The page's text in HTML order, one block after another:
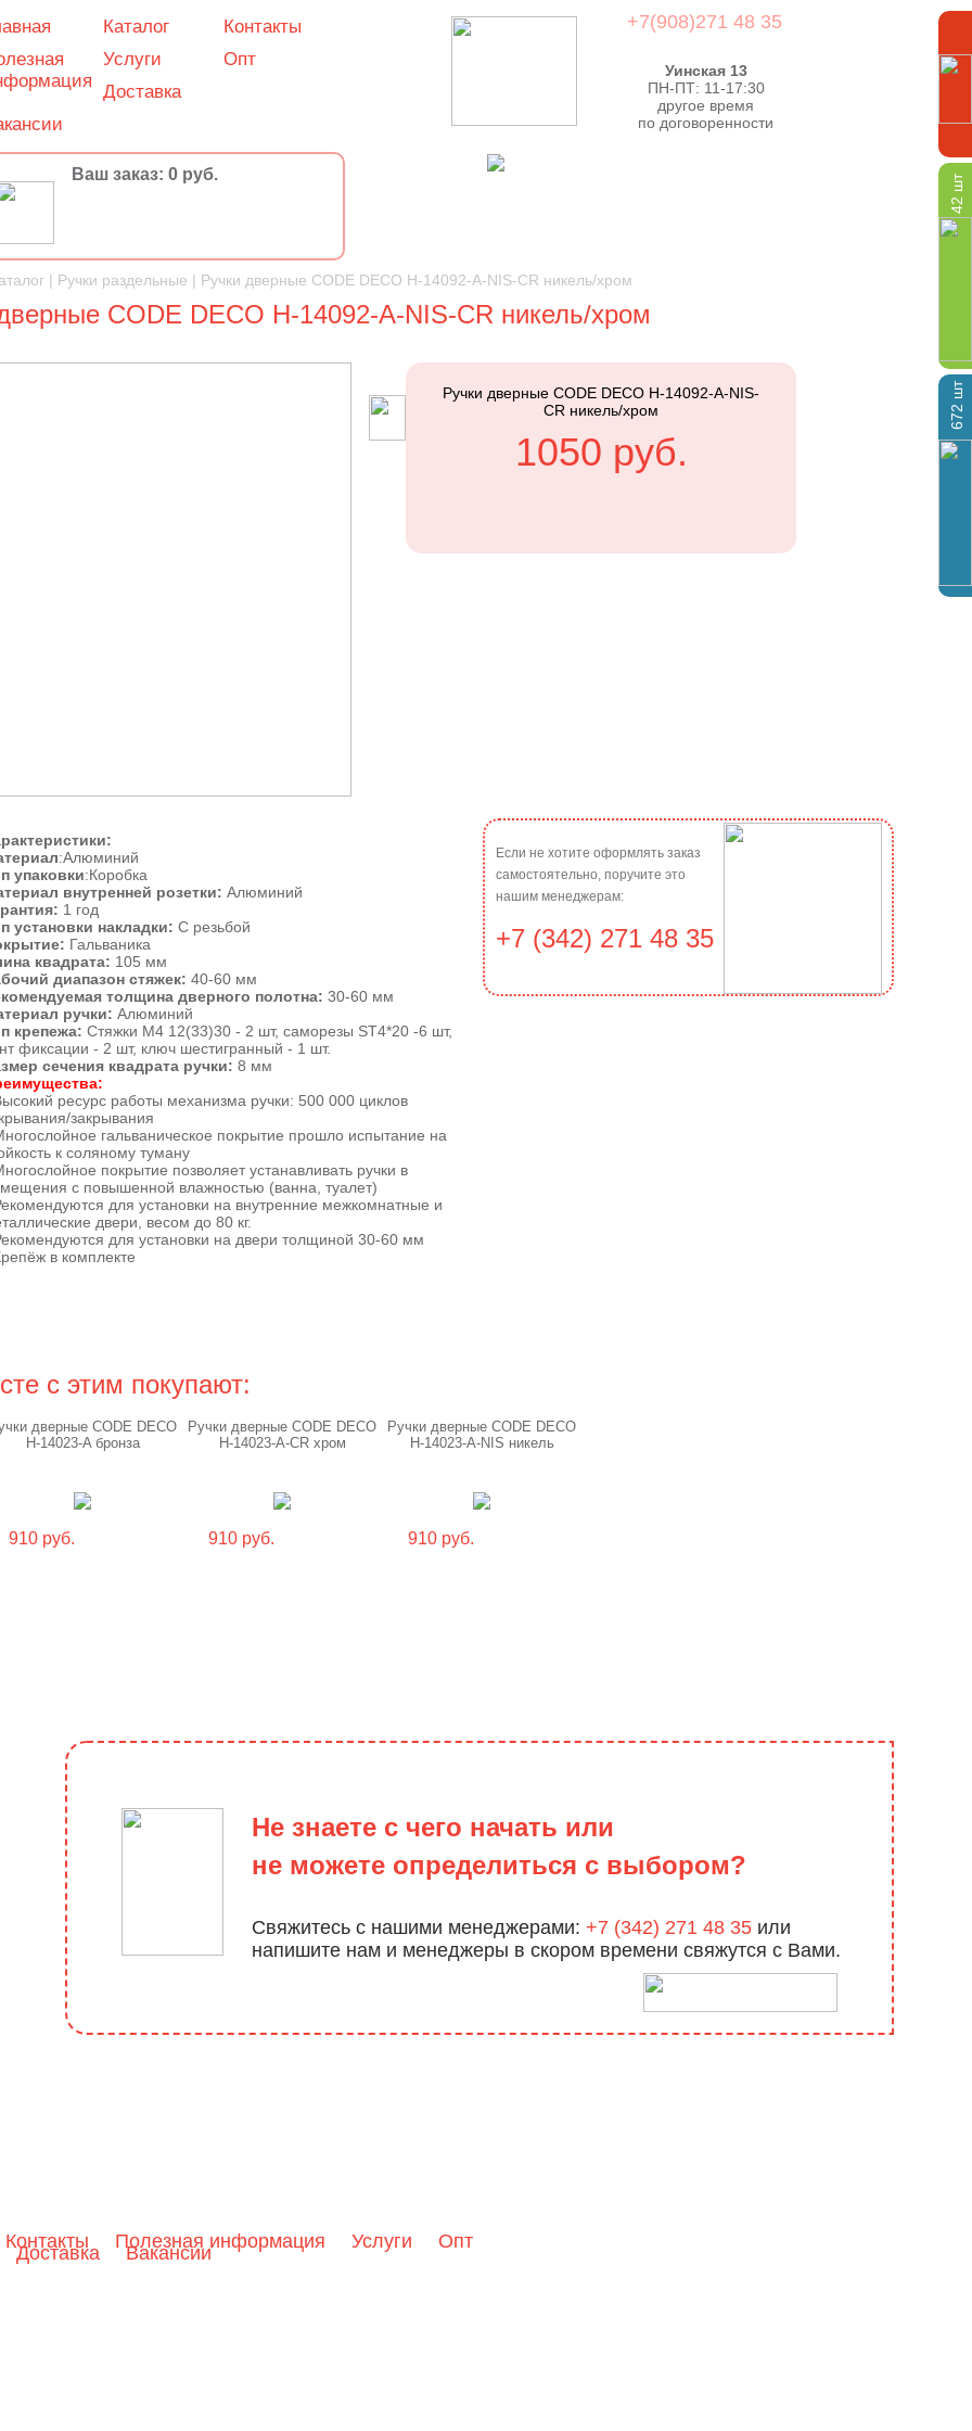
42 шт
672 шт
Каталог
Контакты
Услуги
Опт
Доставка
Ваш заказ: 0 руб.
+7(908)271 48 35
Уинская 13
ПН-ПТ: 11-17:30
другое время
по договоренности
| Ручки раздельные | Ручки дверные CODE DECO H-14092-A-NIS-CR никель/хром
CODE DECO H-14092-A-NIS-CR никель/хром
Ручки дверные CODE DECO H-14092-A-NIS-
CR никель/хром
1050 руб.
Если не хотите оформлять заказ
самостоятельно, поручите это
нашим менеджерам:
+7 (342) 271 48 35
:Алюминий
упаковки:Коробка
внутренней розетки: Алюминий
1 год
установки накладки: С резьбой
Гальваника
квадрата: 105 мм
диапазон стяжек: 40-60 мм
толщина дверного полотна: 30-60 мм
ручки: Алюминий
крепежа: Стяжки M4 12(33)30 - 2 шт, саморезы SТ4*20 -6 шт,
фиксации - 2 шт, ключ шестигранный - 1 шт.
сечения квадрата ручки: 8 мм
ресурс работы механизма ручки: 500 000 циклов
закрывания
гальваническое покрытие прошло испытание на
к соляному туману
покрытие позволяет устанавливать ручки в
с повышенной влажностью (ванна, туалет)
для установки на внутренние межкомнатные и
двери, весом до 80 кг.
для установки на двери толщиной 30-60 мм
в комплекте
с этим покупают:
дверные CODE DECO
H-14023-A бронза
910 руб.
Ручки дверные CODE DECO
H-14023-A-CR хром
910 руб.
Ручки дверные CODE DECO
H-14023-A-NIS никель
910 руб.
Не знаете с чего начать или
не можете определиться с выбором?
Свяжитесь с нашими менеджерами: +7 (342) 271 48 35 или
напишите нам и менеджеры в скором времени свяжутся с Вами.
Контакты Полезная информация Услуги Опт
Доставка Вакансии